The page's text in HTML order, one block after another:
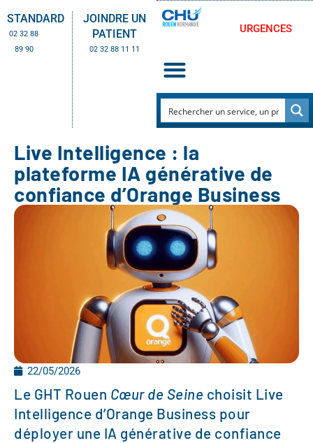
STANDARD
02 32 88
89 90
JOINDRE UN
PATIENT
02 32 88 11 11
URGENCES
Live Intelligence : la
plateforme IA générative de
confiance d’Orange Business
22/05/2026
Le GHT Rouen Cœur de Seine choisit Live
Intelligence d’Orange Business pour
déployer une IA générative de confiance